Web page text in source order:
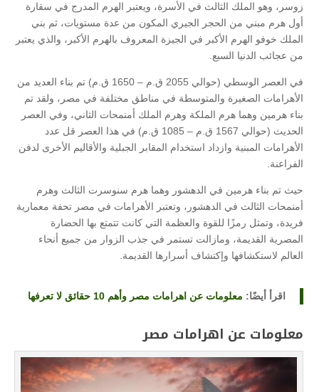
زوسر، وهو الملك الثالث في الأسرة، ويعتبر الهرم المدرج في سقارة
أول هرم مبني من الحجر الجيري المكون من عدة مستويات، ثم بني
الملك خوفو الهرم الأكبر في الجيزة المعروف بالهرم الأكبر، والذي يعتبر
من عجائب الدنيا السبع.
في العصر الوسطي (حوالي 2055 ق.م – 1650 ق.م) تم بناء العديد من
الأهرامات الصغيرة والمتوسطة في مناطق مختلفة في مصر، ولقد تم
بناء هرمين وهما هرم الملكة وهرم الملك أمنمحات الثاني، وفي العصر
الحديث (حوالي 1567 ق.م – 1085 ق.م) في هذا العصر قل عدد
الأهرامات المبنية وازداد استخدام المقابر الجبلية والأقاليم الأخرى لدفن
الفراعنة.
حيث تم بناء هرمين في الدهشور وهما هرم سنوسرت الثالث وهرم
أمنمحات الثالث في الدهشور، وتعتبر الأهرامات في مصر تحفة معمارية
فريدة، وتمثل رمزًا للقوة والعظمة التي كانت تتمتع بها الحضارة
المصرية القديمة، ومازالت تستمر في جذب الزوار من جميع أنحاء
العالم لاستكشافها وإكتشاف أسرارها القديمة.
اقرأ أيضًا: معلومات عن اهرامات مصر وأهم 10 حقائق لا تعرفها
معلومات عن اهرامات مصر